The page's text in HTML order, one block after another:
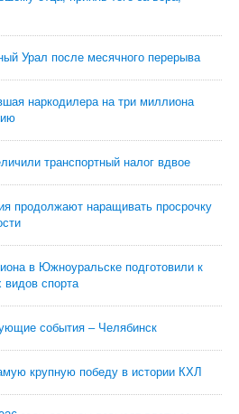
Урал после месячного перерыва
наркодилера на три миллиона
транспортный налог вдвое
продолжают наращивать просрочку
в Южноуральске подготовили к
спорта
события – Челябинск
крупную победу в истории КХЛ